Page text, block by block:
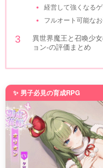
経営して強くなる
フルオート可能な
異世界魔王と召喚少
ョン-の評価まとめ
✨ 男子必見の育成RPG